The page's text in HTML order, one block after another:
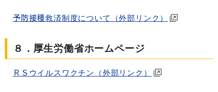
予防接種救済制度について（外部リンク）
８．厚生労働省ホームページ
ＲＳウイルスワクチン（外部リンク）